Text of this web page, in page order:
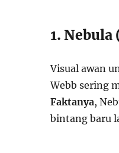
1.
Visual awan
Webb sering
Faktanya,
bintang baru